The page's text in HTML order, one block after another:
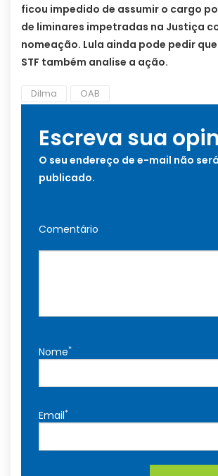
ficou impedido de assumir o cargo
de liminares impetradas na Justiça
nomeação. Lula ainda pode pedir
STF também analise a ação.
Dilma OAB
Escreva sua
O seu endereço de e-mail não será
publicado.
Comentário
Nome*
Email*